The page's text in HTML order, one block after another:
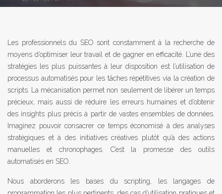
Les professionnels du SEO sont constamment à la recherche de
moyens d’optimiser leur travail et de gagner en efficacité. L’une des
stratégies les plus puissantes à leur disposition est l’utilisation de
processus automatisés pour les tâches répétitives via la création de
scripts. La mécanisation permet non seulement de libérer un temps
précieux, mais aussi de réduire les erreurs humaines et d’obtenir
des insights plus précis à partir de vastes ensembles de données.
Imaginez pouvoir consacrer ce temps économisé à des analyses
stratégiques et à des initiatives créatives plutôt qu’à des actions
manuelles et chronophages. C’est la promesse des outils
automatisés en SEO.
Nous aborderons les bases du scripting, les langages de